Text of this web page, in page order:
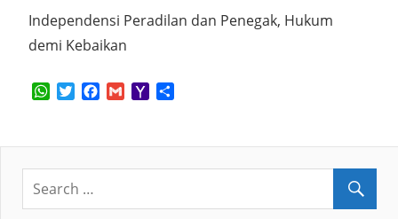
Independensi Peradilan dan Penegak, Hukum
demi Kebaikan
WhatsApp
TwitterFacebook
GmailYahoo